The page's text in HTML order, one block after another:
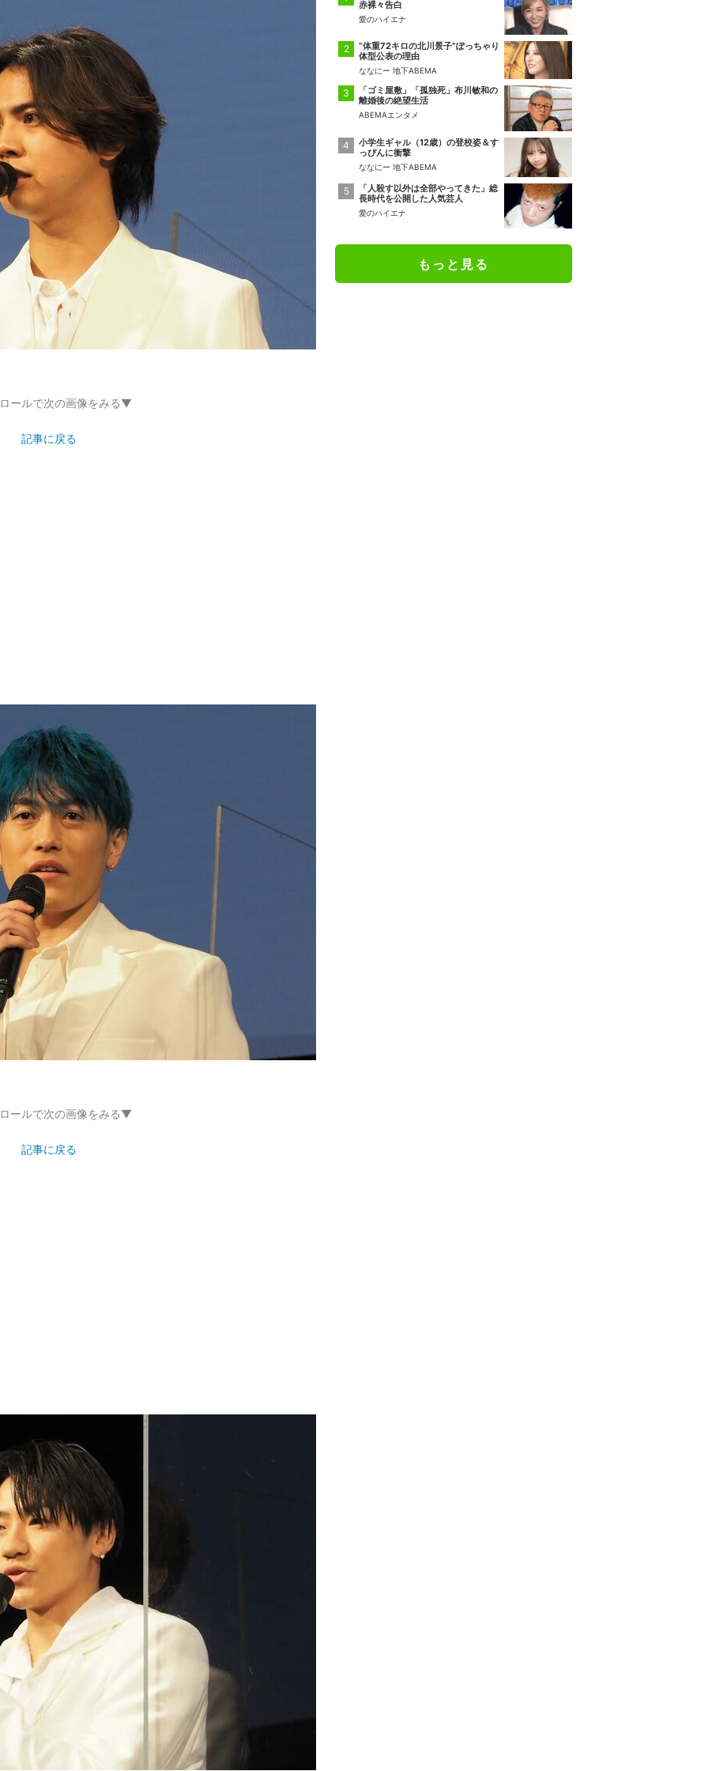
ールで次の画像をみる▼
記事に戻る
ールで次の画像をみる▼
記事に戻る
赤裸々告白
愛のハイエナ
“体重72キロの北川景子”ぽっちゃり
体型公表の理由
ななにー 地下ABEMA
「ゴミ屋敷」「孤独死」布川敏和の
離婚後の絶望生活
ABEMAエンタメ
小学生ギャル（12歳）の登校姿＆す
っぴんに衝撃
ななにー 地下ABEMA
「人殺す以外は全部やってきた」総
長時代を公開した人気芸人
愛のハイエナ
もっと見る